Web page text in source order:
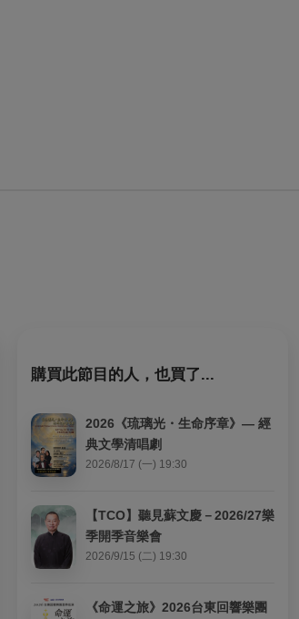
購買此節目的人，也買了...
2026《琉璃光・生命序章》— 經
典文學清唱劇
2026/8/17 (一) 19:30
【TCO】聽見蘇文慶－2026/27樂
季開季音樂會
2026/9/15 (二) 19:30
《命運之旅》2026台東回響樂團